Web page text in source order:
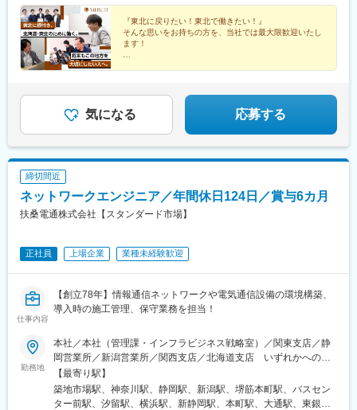
HAKOWORKS【盛岡サテライトオフィス】岩手県盛岡市開運橋通
3-39 ダビンチビル2F※2026年2月オープン＼U・Iターンも歓迎！
／引越し支援制度や住宅手当（規定あり）をご用意。実際に県外
から移住・Uターンして活躍している社員も在籍しています。※敷
地内全面禁煙※将来的には山形、福島オフィスの増設も予定してい
張りとスキルが収入に直結！ ★☆★MERCITでは、エンジニア
一人ひとりの経歴・スキル・貢献度を正当に評価。「努力が報わ
れる仕組み」を整えています。実際に転職後、平均で年収＋40万
円アップを実現した社員が多数。中には100万円以上の昇給を果
たしたエンジニアもいます！【モデル月給例】◇リーダークラス
万円
『東北に戻りたい！東北で働きたい！』
そんな思いをお持ちの方を、当社では最大限歓迎いたし
ます！
気になる 応募する
締切間近
ネットワークエンジニア／年間休日124日／賞与6カ月
扶桑電通株式会社【スタンダード市場】
正社員 上場企業 業種未経験歓迎
仕事内容
【創立78年】情報通信ネットワークや電気通信設備の環境構築、
導入時の施工管理、保守業務を担当！
勤務地
本社／本社（管理課・インフラビジネス戦略室）／関東支店／静
岡営業所／新潟営業所／関西支店／北海道支店 いずれかへの配
属となります。 ※配属先は、希望、現住所を最大限考慮の上、決
定いたします※営業所勤務で入社した場合、1年間は近県の支店勤
務となる場合があります※受動喫煙対策措置：あり
【最寄り駅】
築地市場駅、神奈川駅、静岡駅、新潟駅、堺筋本町駅、バスセン
ター前駅、汐留駅、横浜駅、新静岡駅、本町駅、大通駅、東銀座